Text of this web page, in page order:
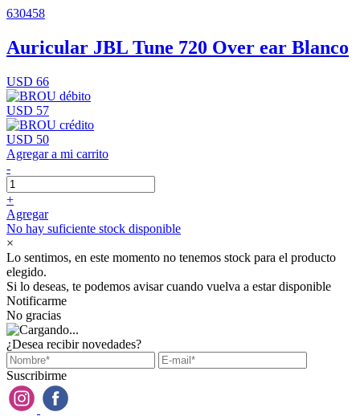
630458
Auricular JBL Tune 720 Over ear Blanco
USD 66
USD 57
USD 50
Agregar a mi carrito
-
+
Agregar
No hay suficiente stock disponible
×
Lo sentimos, en este momento no tenemos stock para el producto
elegido.
Si lo deseas, te podemos avisar cuando vuelva a estar disponible
Notificarme
No gracias
¿Desea recibir novedades?
Suscribirme